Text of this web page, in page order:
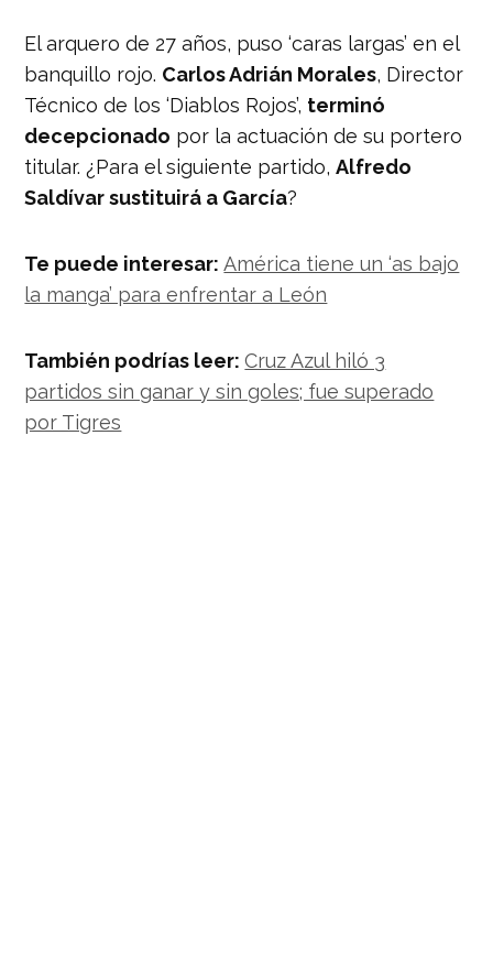
El arquero de 27 años, puso ‘caras largas’ en el
banquillo rojo. Carlos Adrián Morales, Director
Técnico de los ‘Diablos Rojos’, terminó
decepcionado por la actuación de su portero
titular. ¿Para el siguiente partido,Alfredo
Saldívar sustituirá a García?
Te puede interesar:América tiene un ‘as bajo
la manga’ para enfrentar a León
También podrías leer:Cruz Azul hiló 3
partidos sin ganar y sin goles; fue superado
por Tigres